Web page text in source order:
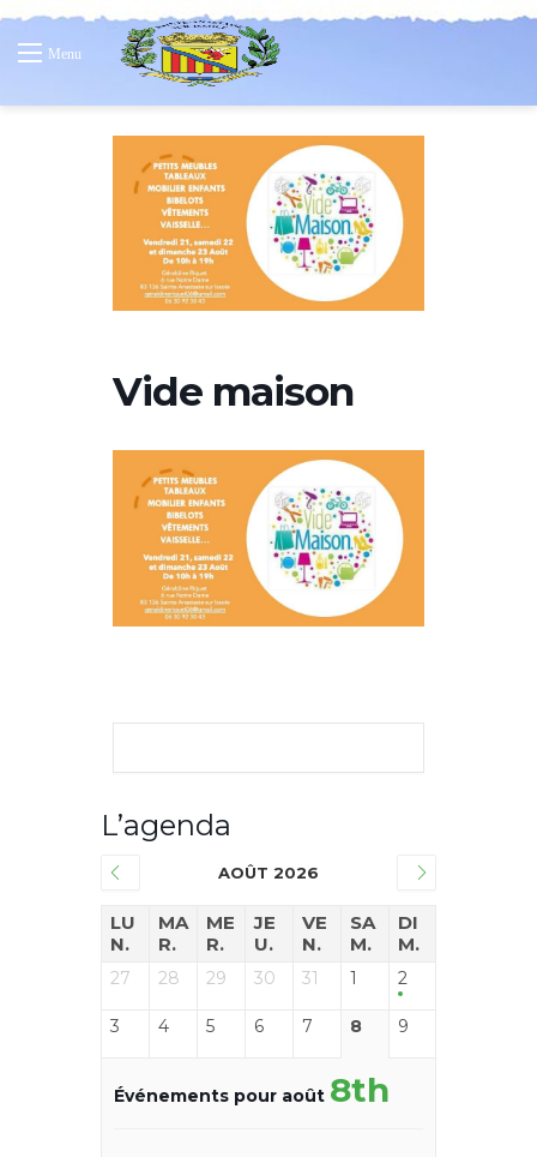
Menu
Vide maison
L’agenda
AOÛT 2026
LU
N.
MA
R.
ME
R.
JE
U.
VE
N.
SA
M.
DI
M.
27 28 29 30 31 1 2
3 4 5 6 7 8 9
Événements pour août 8th